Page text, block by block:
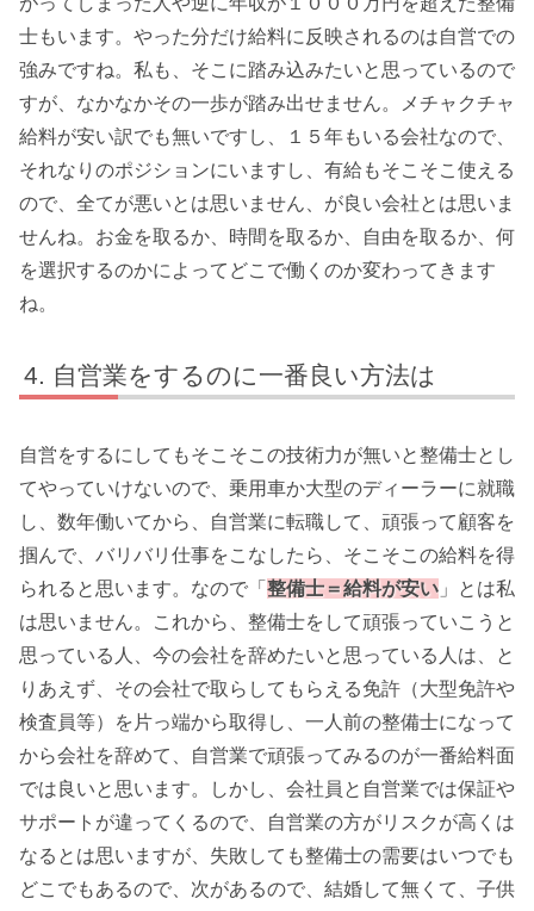
士もいます。やった分だけ給料に反映されるのは自営での
強みですね。私も、そこに踏み込みたいと思っているので
すが、なかなかその一歩が踏み出せません。メチャクチャ
給料が安い訳でも無いですし、１５年もいる会社なので、
それなりのポジションにいますし、有給もそこそこ使える
ので、全てが悪いとは思いません、が良い会社とは思いま
せんね。お金を取るか、時間を取るか、自由を取るか、何
を選択するのかによってどこで働くのか変わってきます
ね。
自営業をするのに一番良い方法は
自営をするにしてもそこそこの技術力が無いと整備士とし
てやっていけないので、乗用車か大型のディーラーに就職
し、数年働いてから、自営業に転職して、頑張って顧客を
掴んで、バリバリ仕事をこなしたら、そこそこの給料を得
られると思います。なので「 整備士＝給料が安い 」とは私
は思いません。これから、整備士をして頑張っていこうと
思っている人、今の会社を辞めたいと思っている人は、と
りあえず、その会社で取らしてもらえる免許（大型免許や
検査員等）を片っ端から取得し、一人前の整備士になって
から会社を辞めて、自営業で頑張ってみるのが一番給料面
では良いと思います。しかし、会社員と自営業では保証や
サポートが違ってくるので、自営業の方がリスクが高くは
なるとは思いますが、失敗しても整備士の需要はいつでも
どこでもあるので、次があるので、結婚して無くて、子供